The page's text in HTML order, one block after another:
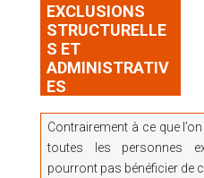
EXCLUSIONS
STRUCTURELLE
S ET
ADMINISTRATIV
ES
Contrairement à ce que
toutes les personnes
pourront pas bénéficier de